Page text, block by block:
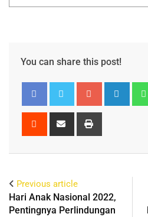
You can share this post!
Previous article
Hari Anak Nasional 2022,
Pentingnya Perlindungan